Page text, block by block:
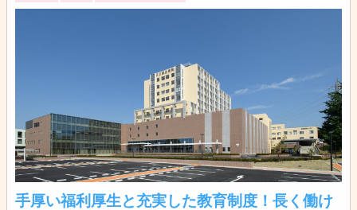
手厚い福利厚生と充実した教育制度！長く働け